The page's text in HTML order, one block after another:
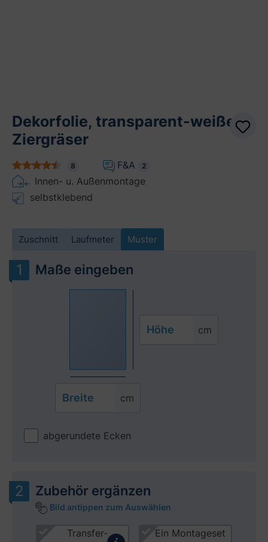
Dekorfolie, transparent-weiße
Ziergräser
8 F&A 2
Innen- u. Außenmontage
selbstklebend
Zuschnitt Laufmeter Muster
Maße eingeben
Höhe cm
Breite cm
abgerundete Ecken
Zubehör ergänzen
Bild antippen zum Auswählen